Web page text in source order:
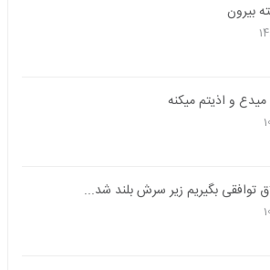
بیرون
و اذیتم میکنه
توافقی بگیریم زیر سرش بلند شد...